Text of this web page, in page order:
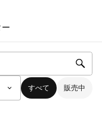
ー
すべて 販売中